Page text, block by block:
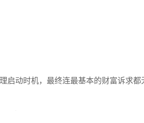
动时机，最终连最基本的财富诉求都